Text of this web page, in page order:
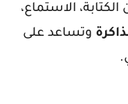
الاستماع،
وتساعد على